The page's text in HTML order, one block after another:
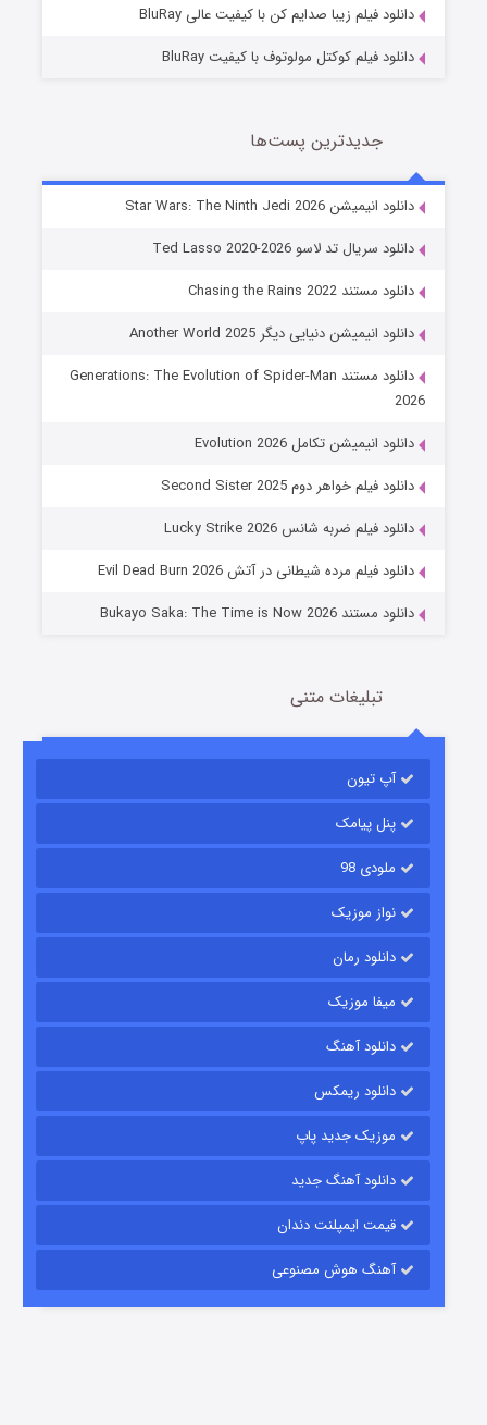
خاندان اژدها فصل ۳
جادوگری در مغولستان
باب اسفنجی فصل ۱۷
قسمت6 (زیرنویس) منتشر شد
قسمت15 (دوبله) منتشر شد
دانلود فیلم زیبا صدایم کن با کیفیت عالی BluRay
دانلود فیلم کوکتل مولوتوف با کیفیت BluRay
جدیدترین پست‌ها
دانلود انیمیشن Star Wars: The Ninth Jedi 2026
دانلود سریال تد لاسو Ted Lasso 2020-2026
دانلود مستند Chasing the Rains 2022
دانلود انیمیشن دنیایی دیگر Another World 2025
دانلود مستند Generations: The Evolution of Spider-Man
2026
دانلود انیمیشن تکامل Evolution 2026
دانلود فیلم خواهر دوم Second Sister 2025
دانلود فیلم ضربه شانس Lucky Strike 2026
دانلود فیلم مرده شیطانی در آتش Evil Dead Burn 2026
دانلود مستند Bukayo Saka: The Time is Now 2026
تبلیغات متنی
آپ تیون
پنل پیامک
ملودی 98
نواز موزیک
دانلود رمان
میفا موزیک
دانلود آهنگ
دانلود ریمکس
موزیک جدید پاپ
دانلود آهنگ جدید
قیمت ایمپلنت دندان
آهنگ هوش مصنوعی